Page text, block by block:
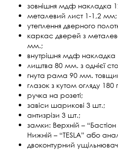
зовнішня мдф накладка
металевий лист 1-1,2 мм;
утеплення дверного
каркас дверей з
мм.;
внутрішня мдф
лиштва 80 мм. з однієї
гнута рама 90 мм.
глазок з кутом огляду 180
ручка на розеті;
завіси шарикові 3 шт.;
антизрізи 3 шт.;
замки: Верхній –
Нижній – “TESLA” або
двоконтурний